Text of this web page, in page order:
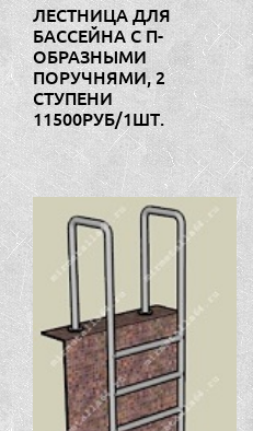
ЛЕСТНИЦА ДЛЯ
БАССЕЙНА С П-
ОБРАЗНЫМИ
ПОРУЧНЯМИ, 2
СТУПЕНИ
11500РУБ/1ШТ.